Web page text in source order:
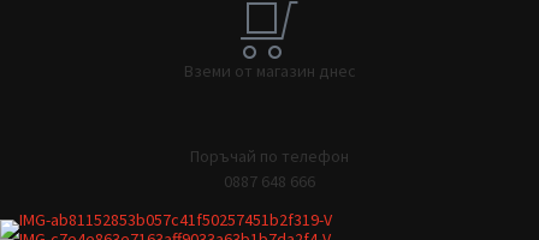
Вземи от магазин днес
Поръчай по телефон
0887 648 666